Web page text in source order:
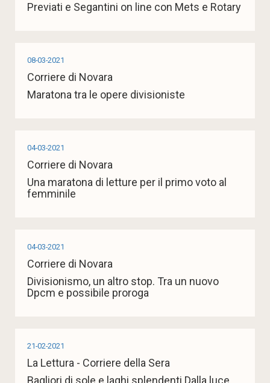
Previati e Segantini on line con Mets e Rotary
08-03-2021
Corriere di Novara
Maratona tra le opere divisioniste
04-03-2021
Corriere di Novara
Una maratona di letture per il primo voto al
femminile
04-03-2021
Corriere di Novara
Divisionismo, un altro stop. Tra un nuovo
Dpcm e possibile proroga
21-02-2021
La Lettura - Corriere della Sera
Bagliori di sole e laghi splendenti Dalla luce